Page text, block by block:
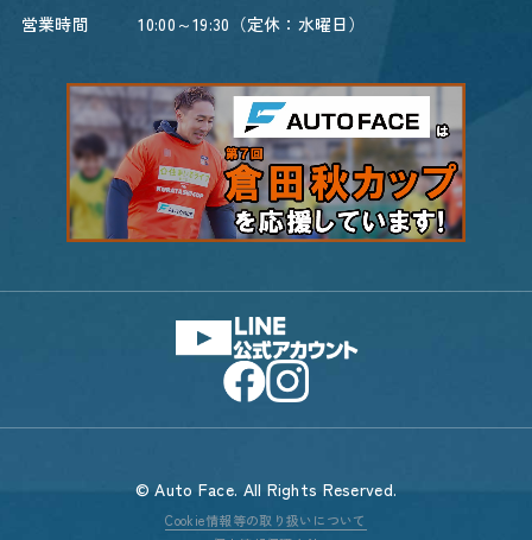
営業時間 10:00～19:30（定休：水曜日）
© Auto Face. All Rights Reserved.
Cookie情報等の取り扱いについて